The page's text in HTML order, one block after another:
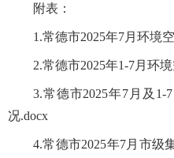
附表：
1.常德市2025年7月环境
2.常德市2025年1-7月环
3.常德市2025年7月及
况.docx
4.常德市2025年7月市级